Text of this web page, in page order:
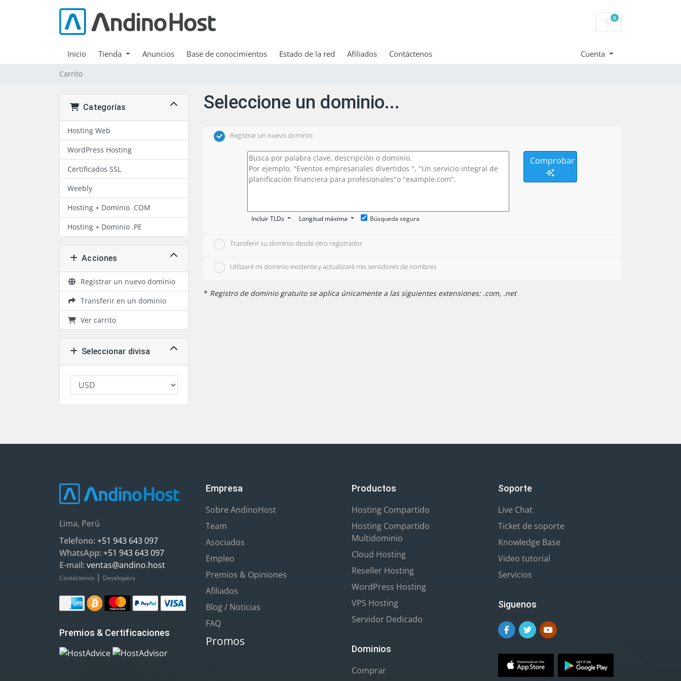
0
Carrito
Inicio Tienda Anuncios Base de conocimientos Estado de la red Afiliados Contáctenos Cuenta
Carrito
Categorías
Hosting Web
WordPress Hosting
Certificados SSL
Weebly
Hosting + Dominio .COM
Hosting + Dominio .PE
Acciones
Registrar un nuevo dominio
Transferir en un dominio
Ver carrito
Seleccionar divisa
Seleccione un dominio...
Registrar un nuevo dominio
Comprobar
Incluir TLDs Longitud máxima Búsqueda segura
Transferir su dominio desde otro registrador
Utilizaré mi dominio existente y actualizaré mis servidores de nombres
* Registro de dominio gratuito se aplica únicamente a las siguientes extensiones: .com, .net
Lima, Perú
Telefono:+51 943 643 097
WhatsApp:+51 943 643 097
E-mail:ventas@andino.host
Contáctenos | Developers
Premios & Certificaciones
Empresa
Sobre AndinoHost
Team
Asociados
Empleo
Premios & Opiniones
Afiliados
Blog / Noticias
FAQ
Promos
Productos
Hosting Compartido
Hosting Compartido
Multidominio
Cloud Hosting
Reseller Hosting
WordPress Hosting
VPS Hosting
Servidor Dedicado
Dominios
Comprar
Soporte
Live Chat
Ticket de soporte
Knowledge Base
Video tutorial
Servicios
Siguenos